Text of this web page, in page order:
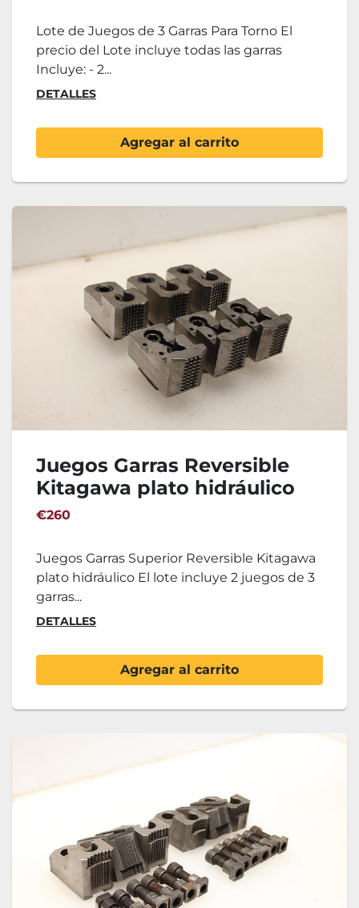
Lote de Juegos de 3 Garras Para Torno El
precio del Lote incluye todas las garras
Incluye: - 2...
DETALLES
Agregar al carrito
Juegos Garras Reversible
Kitagawa plato hidráulico
€260
Juegos Garras Superior Reversible Kitagawa
plato hidráulico El lote incluye 2 juegos de 3
garras...
DETALLES
Agregar al carrito